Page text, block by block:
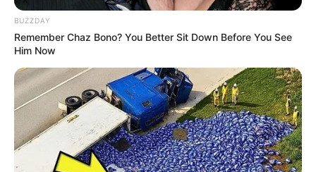
BUZZDAY
Remember Chaz Bono? You Better Sit Down Before You See
Him Now